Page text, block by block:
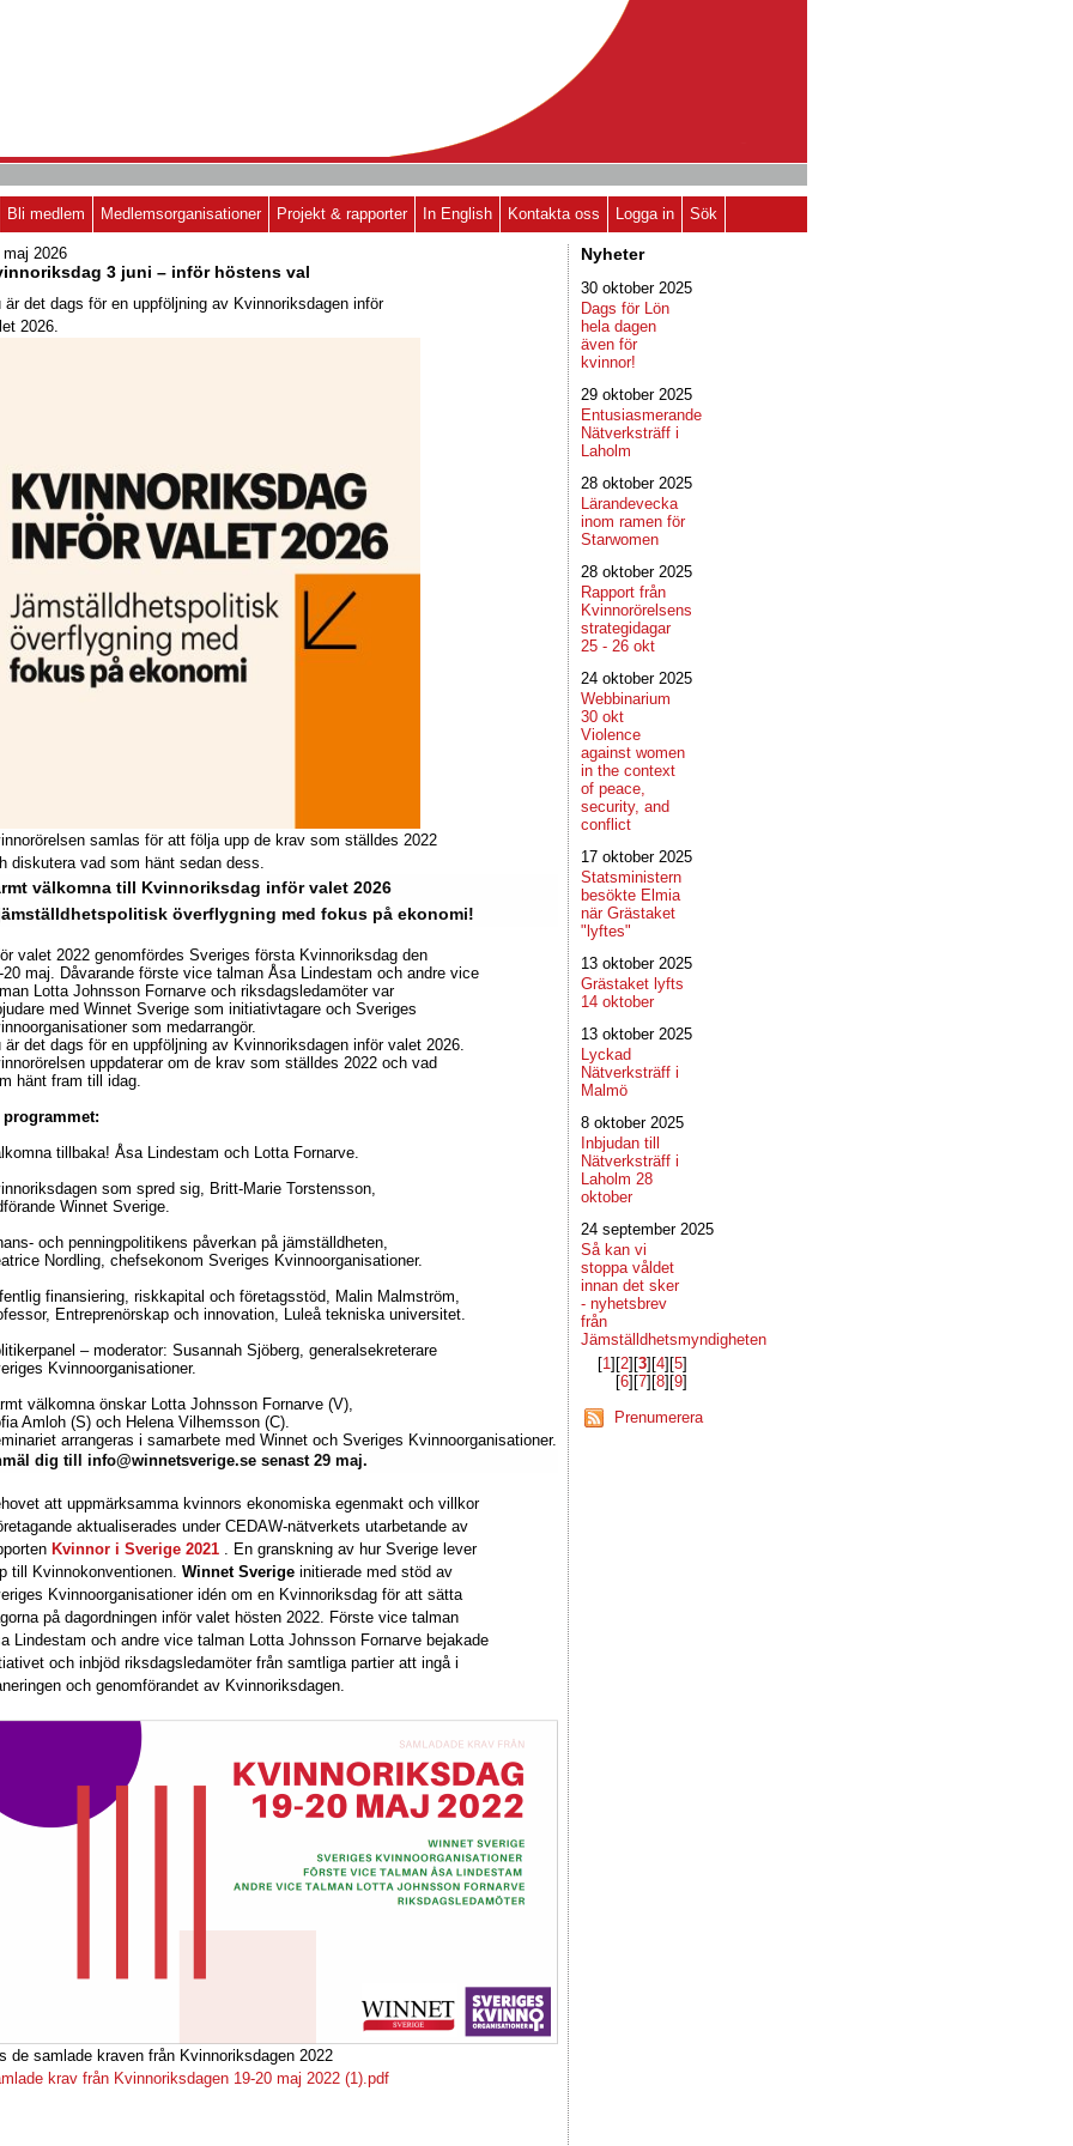
Bli medlem Medlemsorganisationer Projekt & rapporter In English Kontakta oss Logga in Sök
maj 2026
3 juni – inför höstens val
är det dags för en uppföljning av Kvinnoriksdagen inför
2026.
samlas för att följa upp de krav som ställdes 2022
diskutera vad som hänt sedan dess.
välkomna till Kvinnoriksdag inför valet 2026
överflygning med fokus på ekonomi!
valet 2022 genomfördes Sveriges första Kvinnoriksdag den
20 maj. Dåvarande förste vice talman Åsa Lindestam och andre vice
Lotta Johnsson Fornarve och riksdagsledamöter var
med Winnet Sverige som initiativtagare och Sveriges
som medarrangör.
är det dags för en uppföljning av Kvinnoriksdagen inför valet 2026.
uppdaterar om de krav som ställdes 2022 och vad
hänt fram till idag.
programmet:
tillbaka! Åsa Lindestam och Lotta Fornarve.
som spred sig, Britt-Marie Torstensson,
Winnet Sverige.
och penningpolitikens påverkan på jämställdheten,
Nordling, chefsekonom Sveriges Kvinnoorganisationer.
finansiering, riskkapital och företagsstöd, Malin Malmström,
Entreprenörskap och innovation, Luleå tekniska universitet.
– moderator: Susannah Sjöberg, generalsekreterare
Kvinnoorganisationer.
välkomna önskar Lotta Johnsson Fornarve (V),
Amloh (S) och Helena Vilhemsson (C).
arrangeras i samarbete med Winnet och Sveriges Kvinnoorganisationer.
dig till info@winnetsverige.se senast 29 maj.
att uppmärksamma kvinnors ekonomiska egenmakt och villkor
aktualiserades under CEDAW-nätverkets utarbetande av
Kvinnor i Sverige 2021 . En granskning av hur Sverige lever
till Kvinnokonventionen. Winnet Sverige initierade med stöd av
Kvinnoorganisationer idén om en Kvinnoriksdag för att sätta
på dagordningen inför valet hösten 2022. Förste vice talman
Lindestam och andre vice talman Lotta Johnsson Fornarve bejakade
och inbjöd riksdagsledamöter från samtliga partier att ingå i
och genomförandet av Kvinnoriksdagen.
de samlade kraven från Kvinnoriksdagen 2022
krav från Kvinnoriksdagen 19-20 maj 2022 (1).pdf
Nyheter
30 oktober 2025
Dags för Lön
hela dagen
även för
kvinnor!
29 oktober 2025
Entusiasmerande
Nätverksträff i
Laholm
28 oktober 2025
Lärandevecka
inom ramen för
Starwomen
28 oktober 2025
Rapport från
Kvinnorörelsens
strategidagar
25 - 26 okt
24 oktober 2025
Webbinarium
30 okt
Violence
against women
in the context
of peace,
security, and
conflict
17 oktober 2025
Statsministern
besökte Elmia
när Grästaket
"lyftes"
13 oktober 2025
Grästaket lyfts
14 oktober
13 oktober 2025
Lyckad
Nätverksträff i
Malmö
8 oktober 2025
Inbjudan till
Nätverksträff i
Laholm 28
oktober
24 september 2025
Så kan vi
stoppa våldet
innan det sker
- nyhetsbrev
från
Jämställdhetsmyndigheten
[1]​[2]​[3]​[4]​[5]​
[6]​[7]​[8]​[9]​
Prenumerera